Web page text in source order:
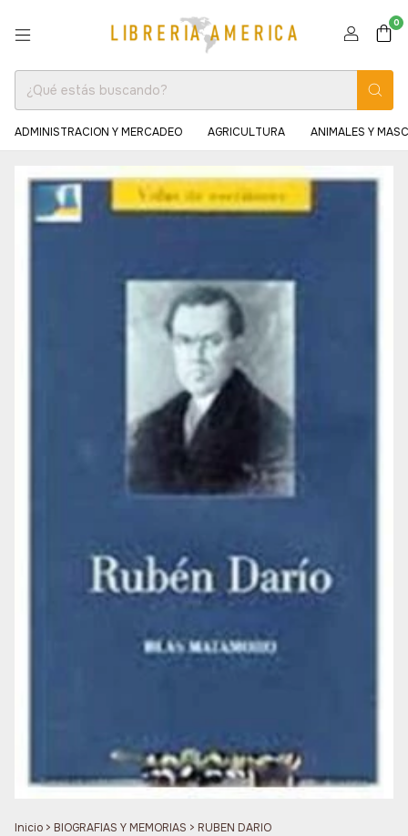
0
ADMINISTRACION Y MERCADEO AGRICULTURA ANIMALES Y
Inicio > BIOGRAFIAS Y MEMORIAS > RUBEN DARIO